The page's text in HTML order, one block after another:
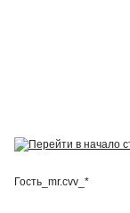
Гость_mr.cvv_*